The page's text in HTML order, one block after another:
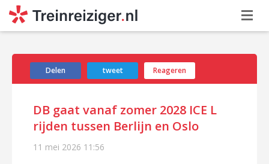
Delen tweet Reageren
DB gaat vanaf zomer 2028 ICE L
rijden tussen Berlijn en Oslo
11 mei 2026 11:56